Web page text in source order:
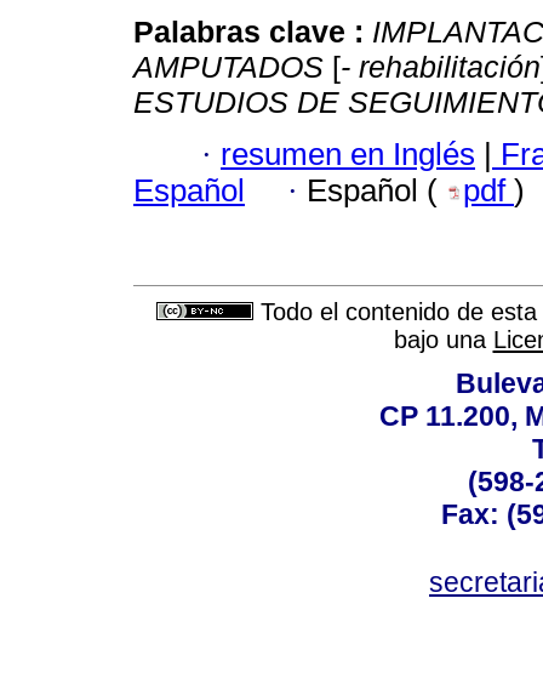
Palabras clave :
AMPUTADOS [- rehabilitación
ESTUDIOS DE
· resumen en Inglés |
Español
· Español ( pdf )
Todo el contenido de
bajo una
CP 11.200,
(598-
Fax: